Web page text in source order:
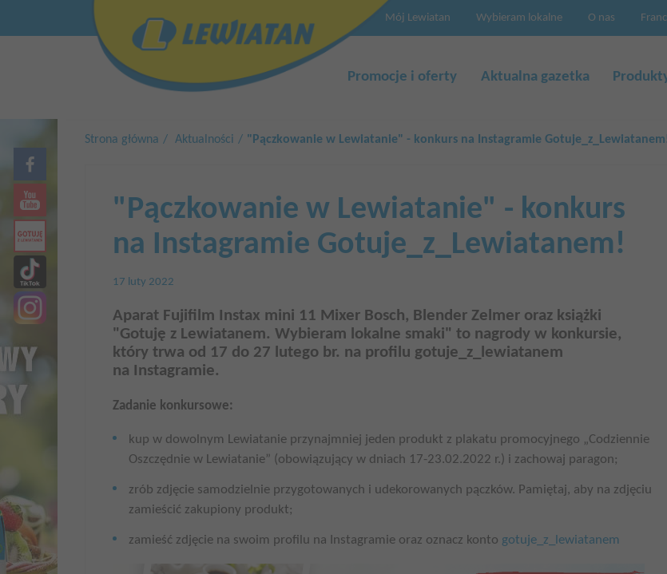
menu
Mój Lewiatan Wybieram lokalne O nas
Główna
Promocje i oferty Aktualna gazetka
Strona główna Aktualności "Pączkowanie w Lewiatanie" - konkurs na Instagramie
"Pączkowanie w Lewiatanie" - konkurs
na Instagramie Gotuje_z_Lewiatanem!
17 luty 2022
Aparat Fujifilm Instax mini 11 Mixer Bosch, Blender Zelmer oraz książki
"Gotuję z Lewiatanem. Wybieram lokalne smaki" to nagrody w konkursie,
który trwa od 17 do 27 lutego br. na profilu gotuje_z_lewiatanem
na Instagramie.
Zadanie konkursowe:
kup w dowolnym Lewiatanie przynajmniej jeden produkt z plakatu promocyjnego „Codziennie
Oszczędnie w Lewiatanie” (obowiązujący w dniach 17-23.02.2022 r.) i zachowaj paragon;
zrób zdjęcie samodzielnie przygotowanych i udekorowanych pączków. Pamiętaj, aby na zdjęciu
zamieścić zakupiony produkt;
zamieść zdjęcie na swoim profilu na Instagramie oraz oznacz konto gotuje_z_lewiatanem